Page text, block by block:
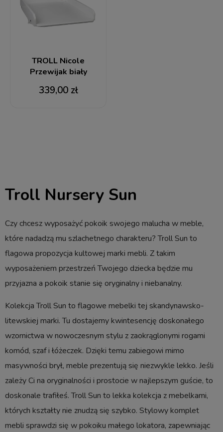
TROLL Nicole
Przewijak biały
339,00 zł
Troll Nursery Sun
Czy chcesz wyposażyć pokoik swojego malucha w meble,
które nadadzą mu szlachetnego charakteru? Troll Sun to
flagowa propozycja kultowej marki mebli. Z takim
wyposażeniem przestrzeń Twojego dziecka będzie mu
przyjazna a pokoik stanie się oryginalny i niebanalny.
Kolekcja Troll Sun to flagowe mebelki tej skandynawsko-
litewskiej marki. Tu dostajemy kwintesencję doskonałego
wzornictwa w nowoczesnym stylu z zaokrąglonymi rogami
komód, szaf i łóżeczek. Dzięki temu zabiegowi mimo
masywności brył, meble prezentują się niezwykle lekko. Jeśli
zależy Ci na oryginalności i prostocie w najlepszym guście, to
doskonale trafiłeś. Troll Sun to lekka kolekcja z mebelkami,
których kształty nie znudzą się szybko. Stylowy komplet
mebli sprawdzi się w pokoiku małego lokatora, zapewniając